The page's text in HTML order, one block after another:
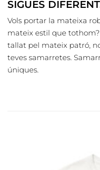
SIGUES
Vols portar la mateixa
mateix estil que
tallat pel mateix patró,
teves samarretes.
úniques.